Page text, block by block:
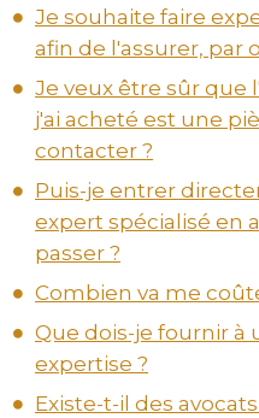
Je souhaite faire
afin de l'assurer, par
Je veux être sûr que
j'ai acheté est une
contacter ?
Puis-je entrer
expert spécialisé en
passer ?
Combien va me
Que dois-je fournir à
expertise ?
Existe-t-il des